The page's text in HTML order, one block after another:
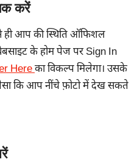
करें
आप की स्थिति ऑफिशल
के होम पेज पर Sign In
Hereका विकल्प मिलेगा। उसके
कि आप नींचे फ़ोटो में देख सकते